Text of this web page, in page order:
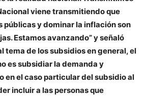
viene transmitiendo que
públicas y dominar la inflación son
Estamos avanzando” y señaló
tema de los subsidios en general, el
es subsidiar la demanda y
en el caso particular del subsidio al
incluir a las personas que